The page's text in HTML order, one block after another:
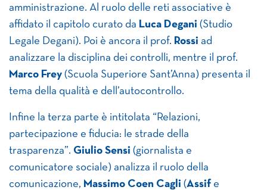
amministrazione. Al ruolo delle reti associative è
affidato il capitolo curato da Luca Degani (Studio
Legale Degani). Poi è ancora il prof. Rossi ad
analizzare la disciplina dei controlli, mentre il prof.
Marco Frey (Scuola Superiore Sant’Anna) presenta il
tema della qualità e dell’autocontrollo.
Infine la terza parte è intitolata “Relazioni,
partecipazione e fiducia: le strade della
trasparenza”. Giulio Sensi (giornalista e
comunicatore sociale) analizza il ruolo della
comunicazione, Massimo Coen Cagli (Assif e